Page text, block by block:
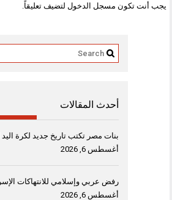
يجب أنت تكون مسجل الدخول لتضيف تعليقاً.
أحدث المقالات
بنات مصر تكتب تاريخ جديد لكرة
أغسطس 6, 2026
رفض عربي وإسلامي للانتهاكات
أغسطس 6, 2026